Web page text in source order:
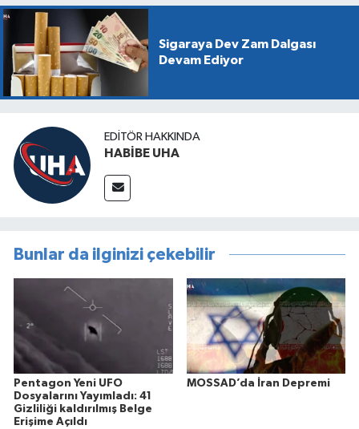
Sigaraya Dev Zam Dalgası
Devam Ediyor
EDITÖR HAKKINDA
HABİBE UHA
Bunlar da ilginizi çekebilir
Pentagon Yeni UFO
Dosyalarını Yayımladı: 41
Gizliliği kaldırılmış Belge
Erişime Açıldı
MOSSAD’da İran Depremi